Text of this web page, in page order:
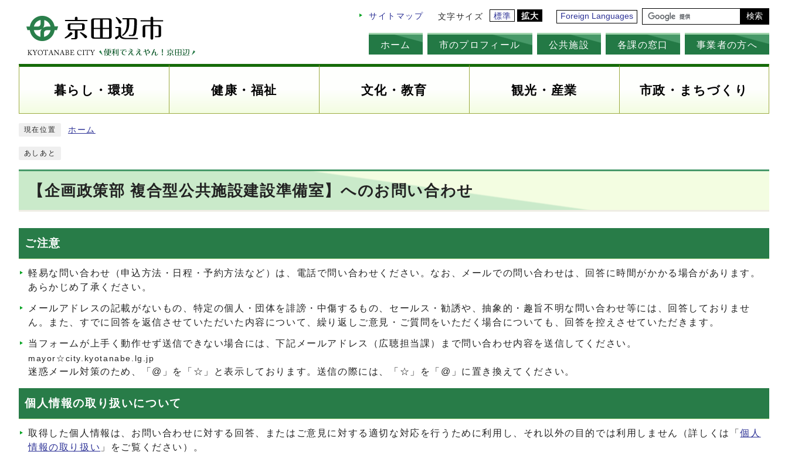
サイトマップ 文字サイズ 標準 拡大 Foreign Languages 検索
ホーム 市のプロフィール 公共施設 各課の窓口 事業者の方へ
暮らし・環境 健康・福祉 文化・教育 観光・産業 市政・まちづくり
現在位置 ホーム
あしあと
【企画政策部 複合型公共施設建設準備室】へのお問い合わせ
ご注意
軽易な問い合わせ（申込方法・日程・予約方法など）は、電話で問い合わせください。なお、メールでの問い合わせは、回答に時間がかかる場合があります。
あらかじめ了承ください。
メールアドレスの記載がないもの、特定の個人・団体を誹謗・中傷するもの、セールス・勧誘や、抽象的・趣旨不明な問い合わせ等には、回答しておりませ
ん。また、すでに回答を返信させていただいた内容について、繰り返しご意見・ご質問をいただく場合についても、回答を控えさせていただきます。
当フォームが上手く動作せず送信できない場合には、下記メールアドレス（広聴担当課）まで問い合わせ内容を送信してください。
mayor☆city.kyotanabe.lg.jp
迷惑メール対策のため、「@」を「☆」と表示しております。送信の際には、「☆」を「@」に置き換えてください。
個人情報の取り扱いについて
取得した個人情報は、お問い合わせに対する回答、またはご意見に対する適切な対応を行うために利用し、それ以外の目的では利用しません（詳しくは「個人
情報の取り扱い 」をご覧ください）。